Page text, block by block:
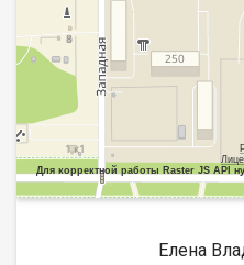
Для корректной работы Raster JS API
Елена